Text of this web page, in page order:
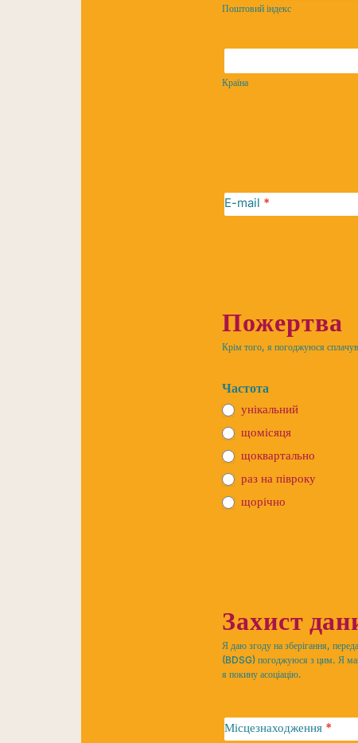
індекс
Поштовий індекс
Країна
Країна
E-mail *
Пожертва
Крім того, я погоджуюся
Частота
унікальний
щомісяця
щоквартально
раз на півроку
щорічно
Захист
Я даю згоду на зберігання,
(BDSG) погоджуюся з цим. Я маю
я покину асоціацію.
Місцезнаходження *